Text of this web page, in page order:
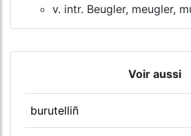
v. intr. Beugler, meugler,
Voir aussi
burutelliñ